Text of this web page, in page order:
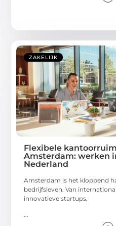
ZAKELIJK
Flexibele
Amsterdam: werken
Nederland
Amsterdam is het kloppend
bedrijfsleven. Van
innovatieve startups,